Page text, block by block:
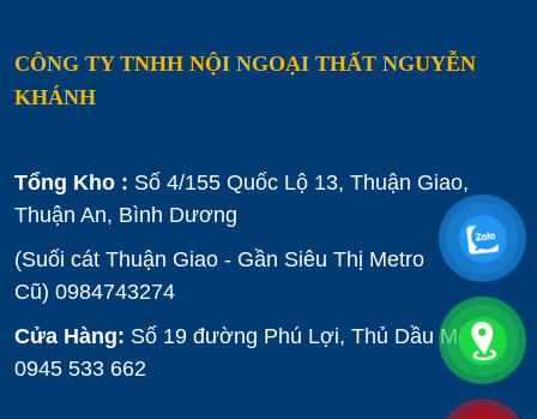
CÔNG TY TNHH NỘI NGOẠI THẤT NGUYỄN
KHÁNH
Tổng Kho : Số 4/155 Quốc Lộ 13, Thuận Giao,
Thuận An, Bình Dương
(Suối cát Thuận Giao - Gần Siêu Thị Metro
Cũ) 0984743274
Cửa Hàng: Số 19 đường Phú Lợi, Thủ Dầu Một :
0945 533 662